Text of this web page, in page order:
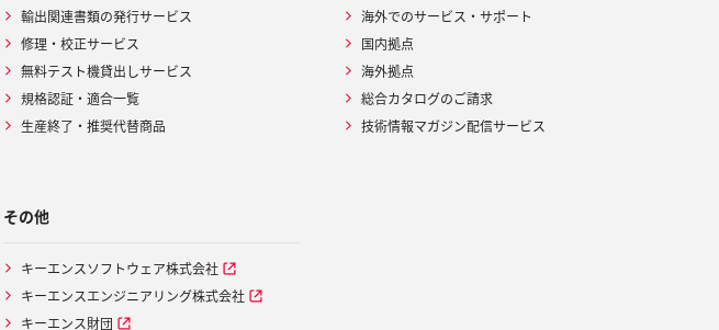
輸出関連書類の発行サービス
修理・校正サービス
無料テスト機貸出しサービス
規格認証・適合一覧
生産終了・推奨代替商品
海外でのサービス・サポート
国内拠点
海外拠点
総合カタログのご請求
技術情報マガジン配信サービス
その他
キーエンスソフトウェア株式会社
キーエンスエンジニアリング株式会社
キーエンス財団